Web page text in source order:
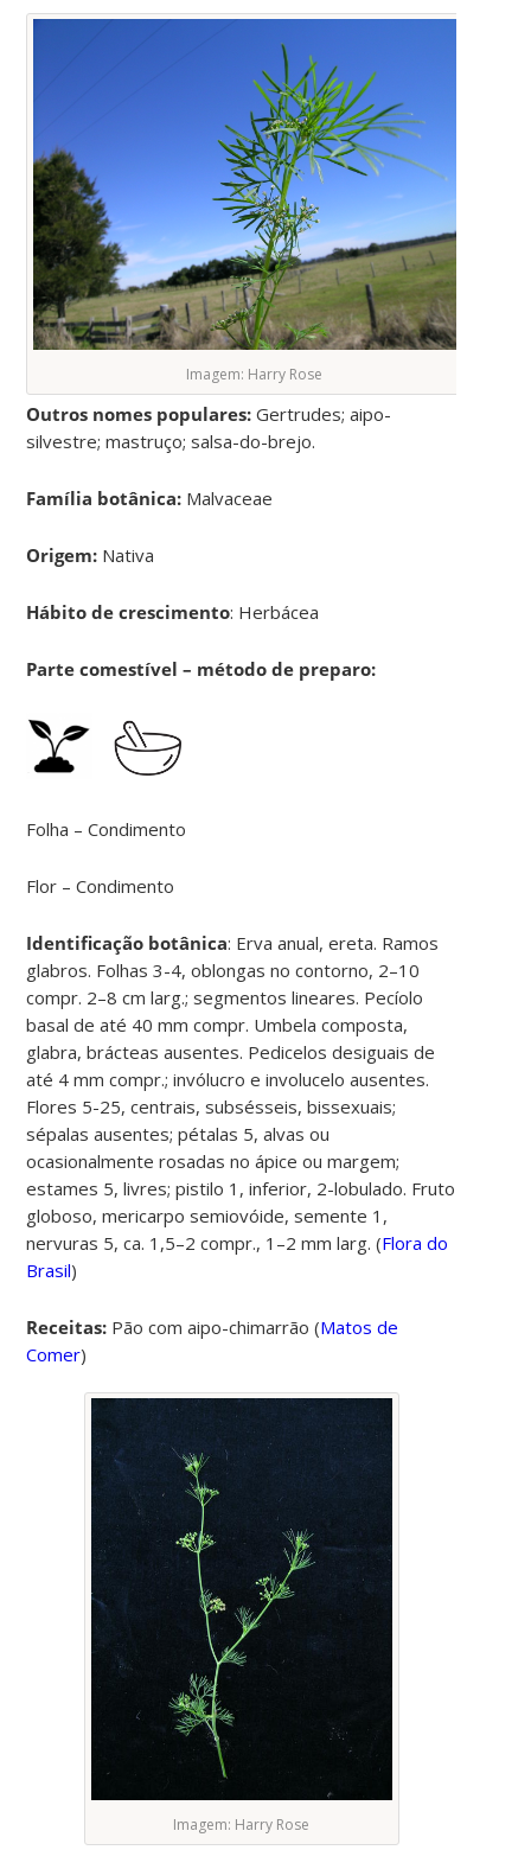
Imagem: Harry Rose
Outros nomes populares: Gertrudes; aipo-
silvestre; mastruço; salsa-do-brejo.
Família botânica: Malvaceae
Origem: Nativa
Hábito de crescimento: Herbácea
Parte comestível – método de preparo:
Folha – Condimento
Flor – Condimento
Identificação botânica: Erva anual, ereta. Ramos
glabros. Folhas 3-4, oblongas no contorno, 2–10
compr. 2–8 cm larg.; segmentos lineares. Pecíolo
basal de até 40 mm compr. Umbela composta,
glabra, brácteas ausentes. Pedicelos desiguais de
até 4 mm compr.; invólucro e involucelo ausentes.
Flores 5-25, centrais, subsésseis, bissexuais;
sépalas ausentes; pétalas 5, alvas ou
ocasionalmente rosadas no ápice ou margem;
estames 5, livres; pistilo 1, inferior, 2-lobulado. Fruto
globoso, mericarpo semiovóide, semente 1,
nervuras 5, ca. 1,5–2 compr., 1–2 mm larg. (Flora do
Brasil)
Receitas: Pão com aipo-chimarrão (Matos de
Comer)
Imagem: Harry Rose